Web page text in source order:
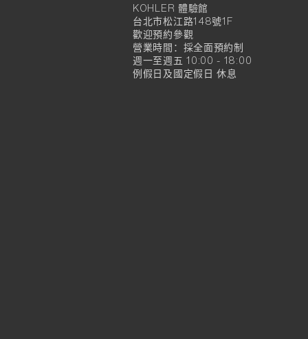
KOHLER
官
方
旗
KOHLER 體驗館
台北市松江路148號1F
歡迎預約參觀
營業時間：採全面預約制
週一至週五 10:00 - 18:00
例假日及國定假日 休息